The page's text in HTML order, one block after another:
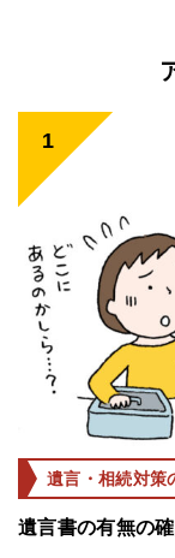
遺言・相続対策
遺言書の有無の